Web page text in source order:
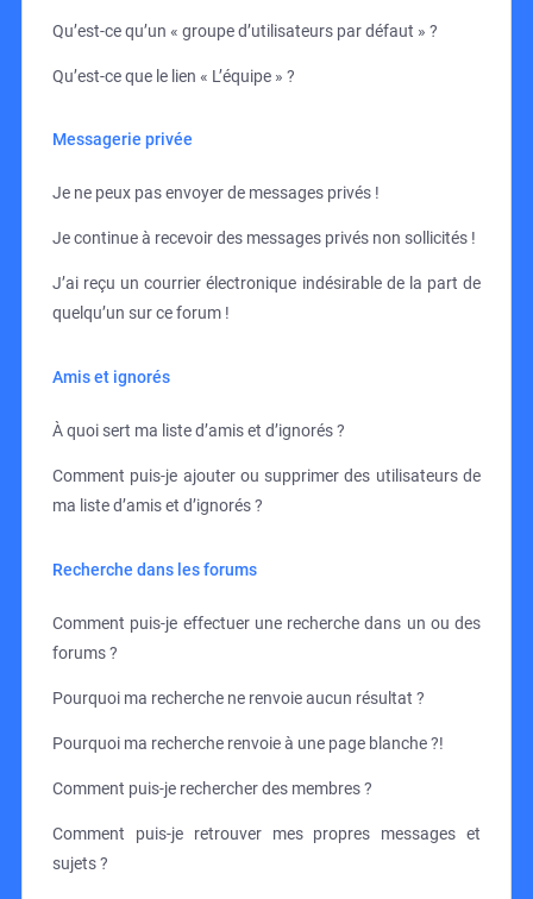
Qu’est-ce qu’un « groupe d’utilisateurs par défaut » ?
Qu’est-ce que le lien « L’équipe » ?
Messagerie privée
Je ne peux pas envoyer de messages privés !
Je continue à recevoir des messages privés non sollicités !
J’ai reçu un courrier électronique indésirable de la part de
quelqu’un sur ce forum !
Amis et ignorés
À quoi sert ma liste d’amis et d’ignorés ?
Comment puis-je ajouter ou supprimer des utilisateurs de
ma liste d’amis et d’ignorés ?
Recherche dans les forums
Comment puis-je effectuer une recherche dans un ou des
forums ?
Pourquoi ma recherche ne renvoie aucun résultat ?
Pourquoi ma recherche renvoie à une page blanche ?!
Comment puis-je rechercher des membres ?
Comment puis-je retrouver mes propres messages et
sujets ?